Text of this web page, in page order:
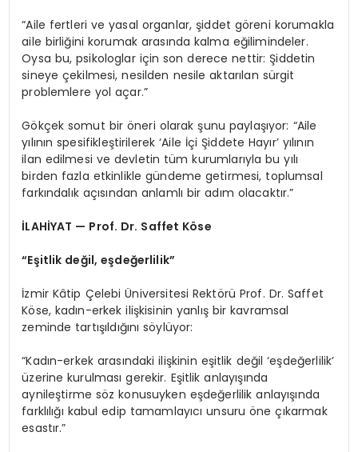
“Aile fertleri ve yasal organlar, şiddet göreni korumakla
aile birliğini korumak arasında kalma eğilimindeler.
Oysa bu, psikologlar için son derece nettir: Şiddetin
sineye çekilmesi, nesilden nesile aktarılan sürgit
problemlere yol açar.”
Gökçek somut bir öneri olarak şunu paylaşıyor: “Aile
yılının spesifikleştirilerek ‘Aile İçi Şiddete Hayır’ yılının
ilan edilmesi ve devletin tüm kurumlarıyla bu yılı
birden fazla etkinlikle gündeme getirmesi, toplumsal
farkındalık açısından anlamlı bir adım olacaktır.”
İLAHİYAT — Prof. Dr. Saffet Köse
“Eşitlik değil, eşdeğerlilik”
İzmir Kâtip Çelebi Üniversitesi Rektörü Prof. Dr. Saffet
Köse, kadın-erkek ilişkisinin yanlış bir kavramsal
zeminde tartışıldığını söylüyor:
“Kadın-erkek arasındaki ilişkinin eşitlik değil ‘eşdeğerlilik’
üzerine kurulması gerekir. Eşitlik anlayışında
aynileştirme söz konusuyken eşdeğerlilik anlayışında
farklılığı kabul edip tamamlayıcı unsuru öne çıkarmak
esastır.”